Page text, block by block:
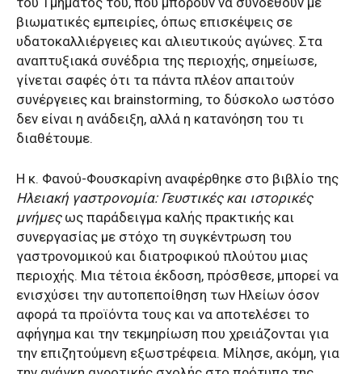
βιωματικές εμπειρίες, όπως επισκέψεις σε
υδατοκαλλιέργειες και αλιευτικούς αγώνες. Στα
αναπτυξιακά συνέδρια της περιοχής, σημείωσε,
γίνεται σαφές ότι τα πάντα πλέον απαιτούν
συνέργειες και brainstorming, το δύσκολο ωστόσο
δεν είναι η ανάδειξη, αλλά η κατανόηση του τι
διαθέτουμε.
Η κ. Φανού-Φουσκαρίνη αναφέρθηκε στο βιβλίο της
Ηλειακή γαστρονομία: Γευστικές και ιστορικές
μνήμεςως παράδειγμα καλής πρακτικής και
συνεργασίας με στόχο τη συγκέντρωση του
γαστρονομικού και διατροφικού πλούτου μιας
περιοχής. Μια τέτοια έκδοση, πρόσθεσε, μπορεί να
ενισχύσει την αυτοπεποίθηση των Ηλείων όσον
αφορά τα προϊόντα τους και να αποτελέσει το
αφήγημα και την τεκμηρίωση που χρειάζονται για
την επιζητούμενη εξωστρέφεια. Μίλησε, ακόμη, για